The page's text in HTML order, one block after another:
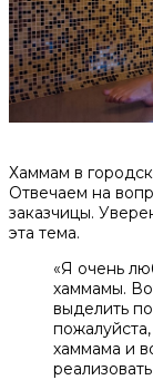
Хаммам в
Отвечаем на
заказчицы.
эта тема.
«Я очень
хаммамы.
выделить
хаммама и